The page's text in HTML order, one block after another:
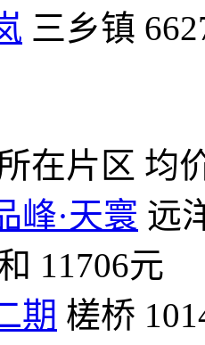
三乡镇
在片区 均
峰·天寰 远
11706元
期 槎桥